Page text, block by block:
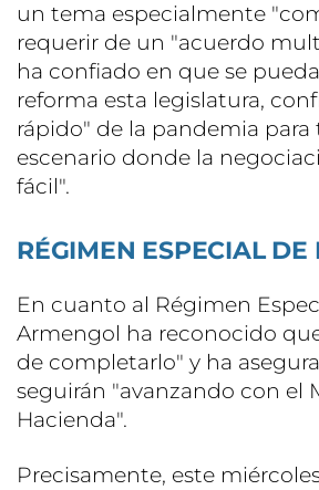
un tema especialmente
requerir de un "acuerdo
ha confiado en que se
reforma esta legislatura,
rápido" de la pandemia para
escenario donde la
fácil".
RÉGIMEN ESPECIAL DE
En cuanto al Régimen
Armengol ha reconocido
de completarlo" y ha
seguirán "avanzando con el
Hacienda".
Precisamente, este